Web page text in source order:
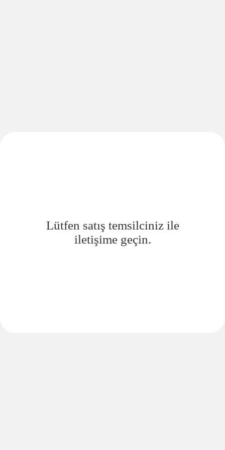
Lütfen satış temsilciniz ile
iletişime geçin.